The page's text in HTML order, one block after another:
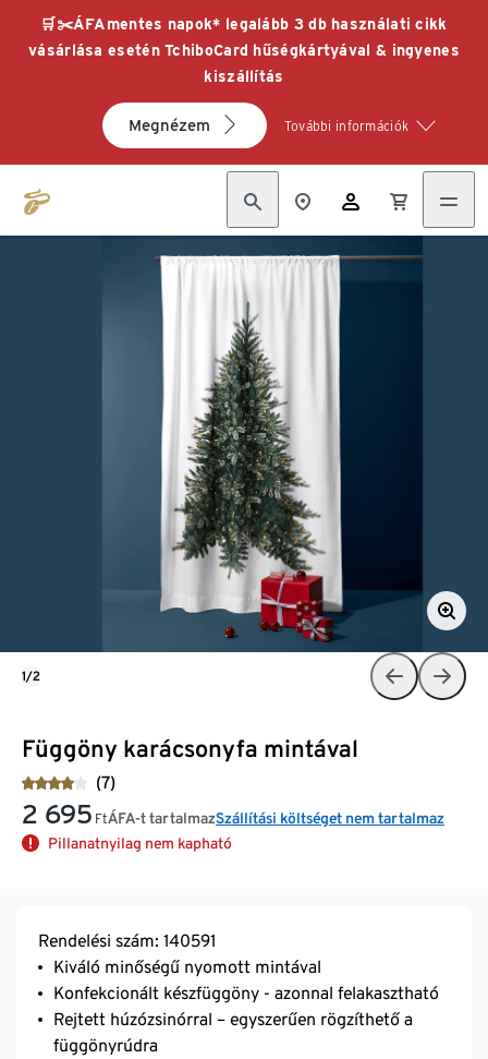
🛒✂️ÁFAmentes napok* legalább 3 db használati cikk
vásárlása esetén TchiboCard hűségkártyával & ingyenes
kiszállítás
Megnézem További információk
Függöny karácsonyfa mintával
(7)
2 695 FtÁFA-t tartalmazSzállítási költséget nem tartalmaz
Pillanatnyilag nem kapható
1/2
Rendelési szám: 140591
Kiváló minőségű nyomott mintával
Konfekcionált készfüggöny - azonnal felakasztható
Rejtett húzózsinórral – egyszerűen rögzíthető a
függönyrúdra